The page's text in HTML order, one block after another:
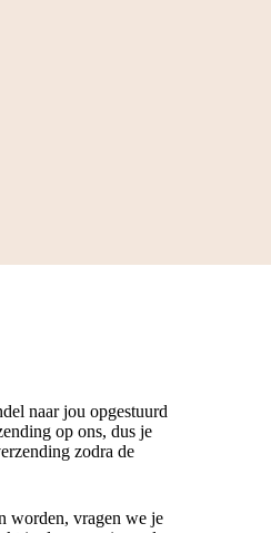
naar jou opgestuurd
op ons, dus je
zodra de
worden, vragen we je